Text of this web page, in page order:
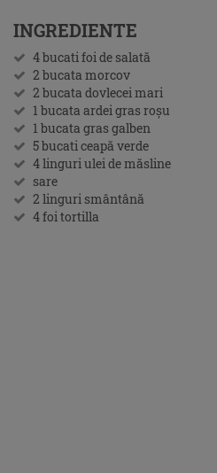
INGREDIENTE
4 bucati foi de salată
2 bucata morcov
2 bucata dovlecei mari
1 bucata ardei gras roşu
1 bucata gras galben
5 bucati ceapă verde
4 linguri ulei de măsline
sare
2 linguri smântână
4 foi tortilla